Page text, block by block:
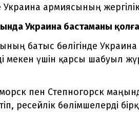
армиясының
Украина бастаманы
батыс бөлігінде Украина
мекен үшін қарсы шабуыл
пен Степногорск
ресейлік бөлімшелерді